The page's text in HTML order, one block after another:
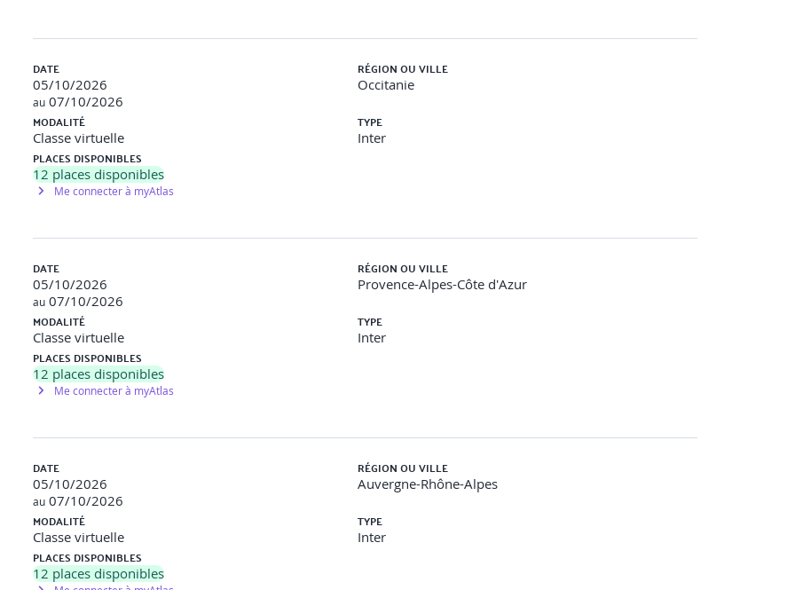
l’accès à votre base de données mongodb
les sessions utilisateurs, les transactions, l’espace disque utilisé et les traces du serveur (logs)
DATE
05/10/2026
au 07/10/2026
RÉGION OU VILLE
Occitanie
MODALITÉ
Classe virtuelle
TYPE
Inter
PLACES DISPONIBLES
12 places disponibles
Me connecter à myAtlas
DATE
05/10/2026
au 07/10/2026
RÉGION OU VILLE
Provence-Alpes-Côte d'Azur
MODALITÉ
Classe virtuelle
TYPE
Inter
PLACES DISPONIBLES
12 places disponibles
Me connecter à myAtlas
DATE
05/10/2026
au 07/10/2026
RÉGION OU VILLE
Auvergne-Rhône-Alpes
MODALITÉ
Classe virtuelle
TYPE
Inter
PLACES DISPONIBLES
12 places disponibles